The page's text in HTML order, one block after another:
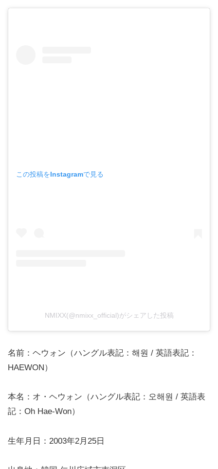
この投稿をInstagramで見る
NMIXX(@nmixx_official)がシェアした投稿
名前：ヘウォン（ハングル表記：해원 / 英語表記：
HAEWON）
本名：オ・ヘウォン（ハングル表記：오해원 / 英語表
記：Oh Hae-Won）
生年月日：2003年2月25日